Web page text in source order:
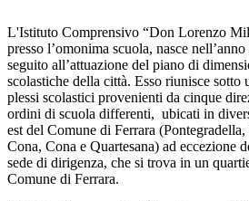
L'Istituto Comprensivo “Don Lorenzo
presso l’omonima scuola, nasce
seguito all’attuazione del piano di
scolastiche della città. Esso riunisce sotto
plessi scolastici provenienti da cinque
ordini di scuola differenti, ubicati in
est del Comune di Ferrara
Cona, Cona e Quartesana) ad eccezione
sede di dirigenza, che si trova in un
Comune di Ferrara.